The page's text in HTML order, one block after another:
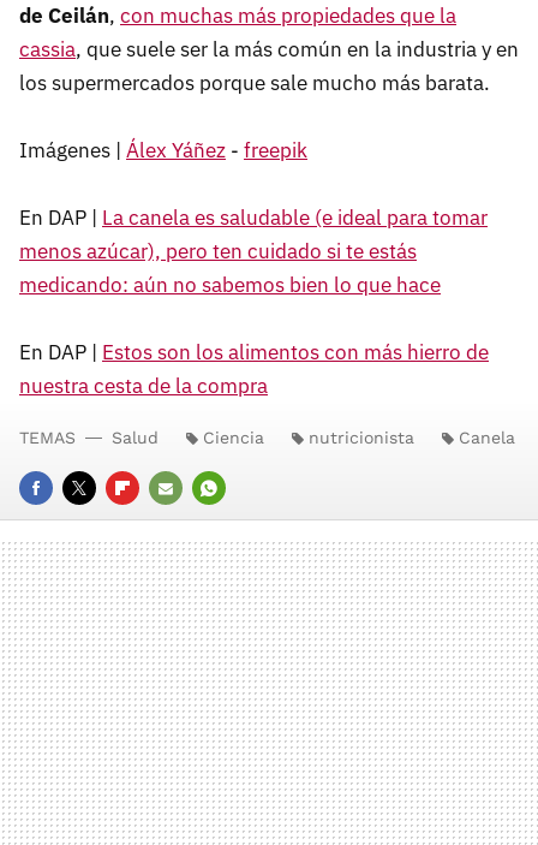
de Ceilán, con muchas más propiedades que la
cassia, que suele ser la más común en la industria y en
los supermercados porque sale mucho más barata.
Imágenes | Álex Yáñez - freepik
En DAP | La canela es saludable (e ideal para tomar
menos azúcar), pero ten cuidado si te estás
medicando: aún no sabemos bien lo que hace
En DAP | Estos son los alimentos con más hierro de
nuestra cesta de la compra
FACEBOOK
TWITTERFLIPBOARD
E-
MAIL
WHATSAPP
TEMAS Salud Ciencia nutricionista Canela